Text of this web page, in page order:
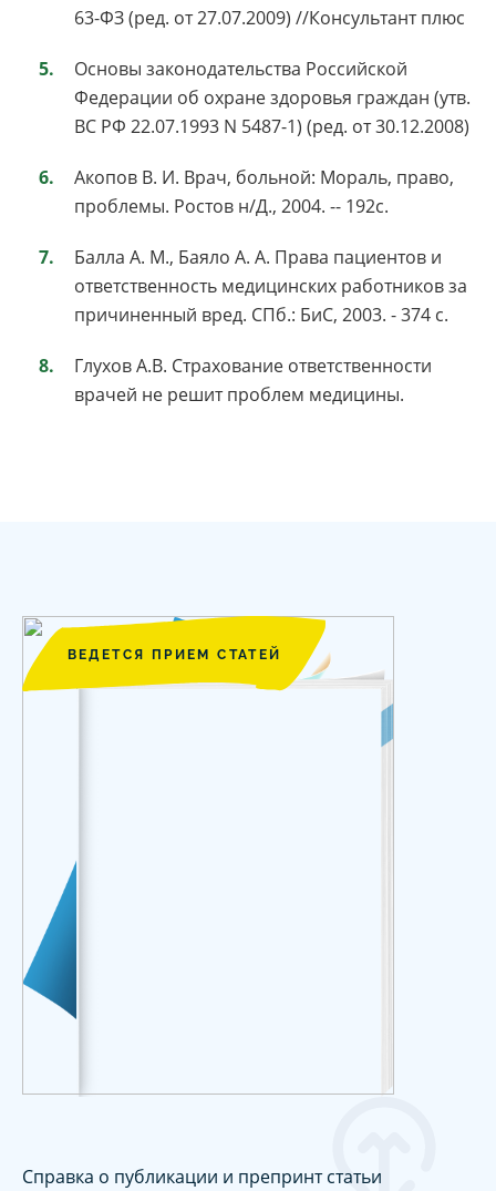
63-ФЗ (ред. от 27.07.2009) //Консультант плюс
Основы законодательства Российской
Федерации об охране здоровья граждан (утв.
ВС РФ 22.07.1993 N 5487-1) (ред. от 30.12.2008)
Акопов В. И. Врач, больной: Мораль, право,
проблемы. Ростов н/Д., 2004. -- 192с.
Балла А. М., Баяло А. А. Права пациентов и
ответственность медицинских работников за
причиненный вред. СПб.: БиС, 2003. - 374 с.
Глухов А.В. Страхование ответственности
врачей не решит проблем медицины.
ВЕДЕТСЯ ПРИЕМ СТАТЕЙ
Справка о публикации и препринт статьи